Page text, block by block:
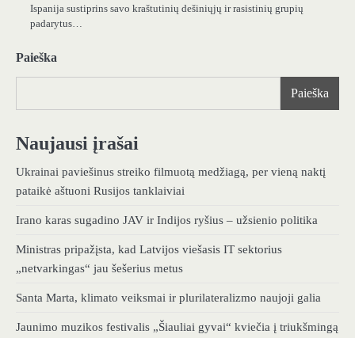
Ispanija sustiprins savo kraštutinių dešiniųjų ir rasistinių grupių
padarytus…
Paieška
Paieška
Naujausi įrašai
Ukrainai paviešinus streiko filmuotą medžiagą, per vieną naktį
pataikė aštuoni Rusijos tanklaiviai
Irano karas sugadino JAV ir Indijos ryšius – užsienio politika
Ministras pripažįsta, kad Latvijos viešasis IT sektorius
„netvarkingas“ jau šešerius metus
Santa Marta, klimato veiksmai ir plurilateralizmo naujoji galia
Jaunimo muzikos festivalis „Šiauliai gyvai“ kviečia į triukšmingą